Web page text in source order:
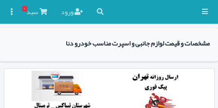
ورود سبد۰
مشخصات و قیمت لوازم جانبی و اسپرت مناسب خودرو دنا